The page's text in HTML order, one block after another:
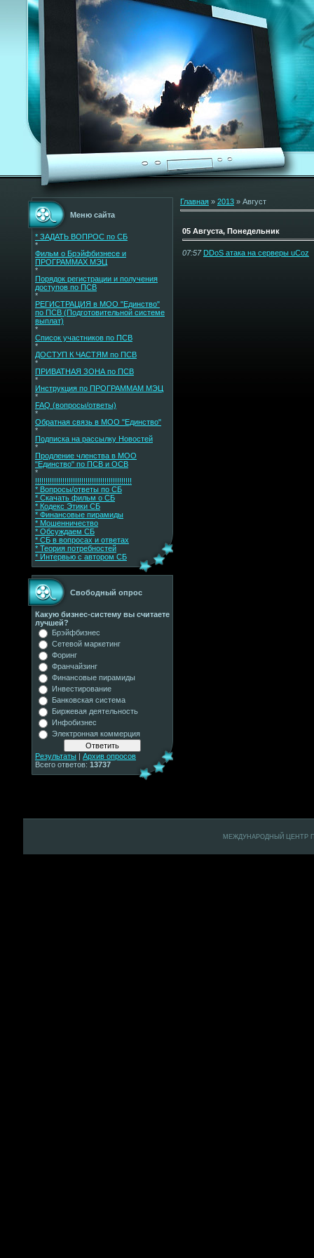
Меню сайта
* ЗАДАТЬ ВОПРОС по СБ
*
Фильм о Брэйфбизнесе и
ПРОГРАММАХ МЭЦ
*
Порядок регистрации и получения
доступов по ПСВ
*
РЕГИСТРАЦИЯ в МОО "Единство"
по ПСВ (Подготовительной cистеме
выплат)
*
Список участников по ПСВ
*
ДОСТУП К ЧАСТЯМ по ПСВ
*
ПРИВАТНАЯ ЗОНА по ПСВ
*
Инструкция по ПРОГРАММАМ МЭЦ
*
FAQ (вопросы/ответы)
*
Обратная связь в МОО "Единство"
*
Подписка на рассылку Новостей
*
Продление членства в МОО
"Единство" по ПСВ и ОСВ
*
!!!!!!!!!!!!!!!!!!!!!!!!!!!!!!!!!!!!!!!!!!!!!!
* Вопросы/ответы по СБ
* Скачать фильм о СБ
* Кодекс Этики СБ
* Финансовые пирамиды
* Мошенничество
* Обсуждаем СБ
* СБ в вопросах и ответах
* Теория потребностей
* Интервью с автором СБ
Свободный опрос
Какую бизнес-систему вы считаете
лучшей?
Брэйфбизнес
Сетевой маркетинг
Форинг
Франчайзинг
Финансовые пирамиды
Инвестирование
Банковская система
Биржевая деятельность
Инфобизнес
Электронная коммерция
Результаты | Архив опросов
Всего ответов: 13737
Главная » 2013 » Август
05 Августа, Понедельник
07:57 DDoS атака на серверы uCoz
МЕЖДУНАРОДНЫЙ ЦЕНТР